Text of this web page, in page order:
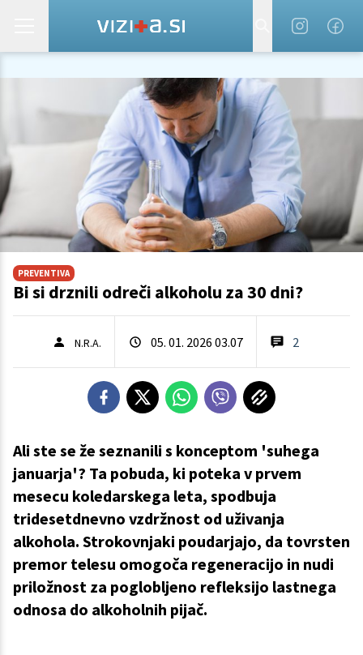
PREVENTIVA
Bi si drznili odreči alkoholu za 30 dni?
N.R.A. 05. 01. 2026 03.07 2
Ali ste se že seznanili s konceptom 'suhega
januarja'? Ta pobuda, ki poteka v prvem
mesecu koledarskega leta, spodbuja
tridesetdnevno vzdržnost od uživanja
alkohola. Strokovnjaki poudarjajo, da tovrsten
premor telesu omogoča regeneracijo in nudi
priložnost za poglobljeno refleksijo lastnega
odnosa do alkoholnih pijač.